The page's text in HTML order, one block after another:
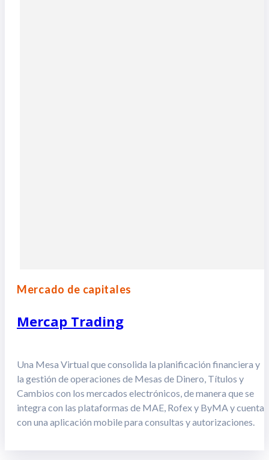
Mercado de capitales
Mercap Trading
Una Mesa Virtual que consolida la planificación financiera y
la gestión de operaciones de Mesas de Dinero, Títulos y
Cambios con los mercados electrónicos, de manera que se
integra con las plataformas de MAE, Rofex y ByMA y cuenta
con una aplicación mobile para consultas y autorizaciones.